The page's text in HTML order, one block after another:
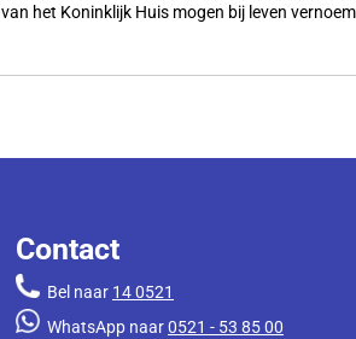
het Koninklijk Huis mogen bij leven
Contact
Bel naar 14 0521
WhatsApp naar0521 - 53 85 00